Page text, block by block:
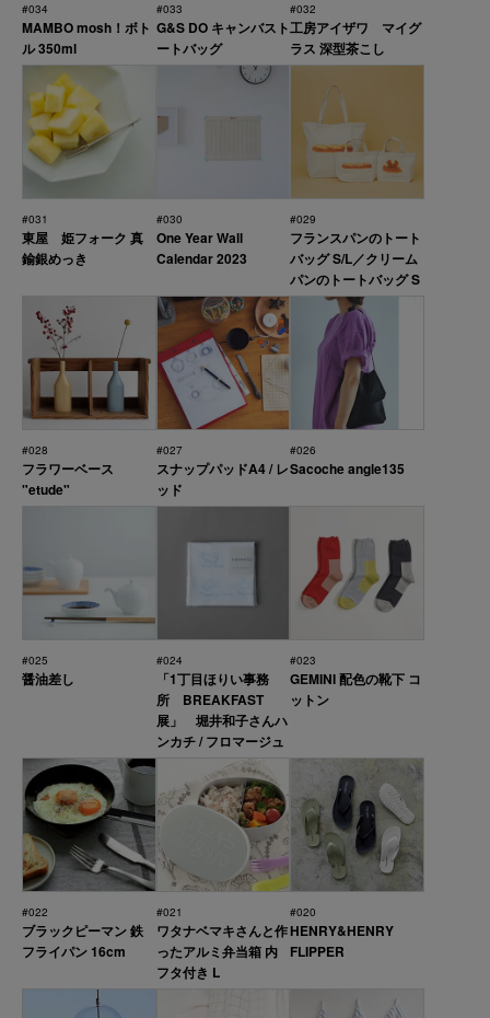
#034
MAMBO mosh！ボト
ル 350ml
#033
G&S DO キャンバスト
ートバッグ
#032
工房アイザワ マイグ
ラス 深型茶こし
#031
東屋 姫フォーク 真
鍮銀めっき
#030
One Year Wall
Calendar 2023
#029
フランスパンのトート
バッグ S/L／クリーム
パンのトートバッグ S
#028
フラワーベース
"etude"
#027
スナップパッドA4 / レ
ッド
#026
Sacoche angle135
#025
醤油差し
#024
「1丁目ほりい事務
所 BREAKFAST
展」 堀井和子さんハ
ンカチ / フロマージュ
#023
GEMINI 配色の靴下 コ
ットン
#022
ブラックピーマン 鉄
フライパン 16cm
#021
ワタナベマキさんと作
ったアルミ弁当箱 内
フタ付き L
#020
HENRY&HENRY
FLIPPER